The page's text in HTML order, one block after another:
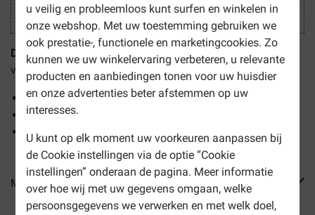
u veilig en probleemloos kunt surfen en winkelen in
onze webshop. Met uw toestemming gebruiken we
ook prestatie-, functionele en marketingcookies. Zo
kunnen we uw winkelervaring verbeteren, u relevante
producten en aanbiedingen tonen voor uw huisdier
en onze advertenties beter afstemmen op uw
interesses.
U kunt op elk moment uw voorkeuren aanpassen bij
de Cookie instellingen via de optie “Cookie
instellingen” onderaan de pagina. Meer informatie
over hoe wij met uw gegevens omgaan, welke
persoonsgegevens we verwerken en met welk doel,
Dermiel Wondzalf
ondersteunt het herstellend vermogen
van de huid bij alle soorten dieren.
Helpt bij het herstel van de huid
Beschermt de huid
Verzacht de huid
Meer informatie